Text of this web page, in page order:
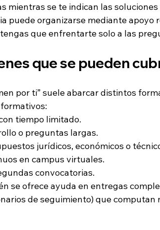
mientras se te indican las soluciones
puede organizarse mediante apoyo
que enfrentarte solo a las
que se pueden
por ti” suele abarcar distintos
tiempo limitado.
o preguntas largas.
jurídicos, económicos o
en campus virtuales.
convocatorias.
se ofrece ayuda en entregas
de seguimiento) que computan